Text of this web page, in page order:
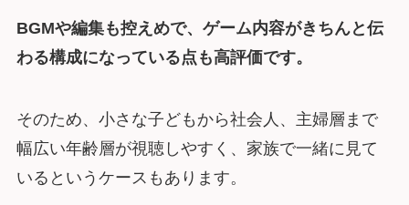
BGMや編集も控えめで、ゲーム内容がきちんと伝
わる構成になっている点も高評価です。
そのため、小さな子どもから社会人、主婦層まで
幅広い年齢層が視聴しやすく、家族で一緒に見て
いるというケースもあります。